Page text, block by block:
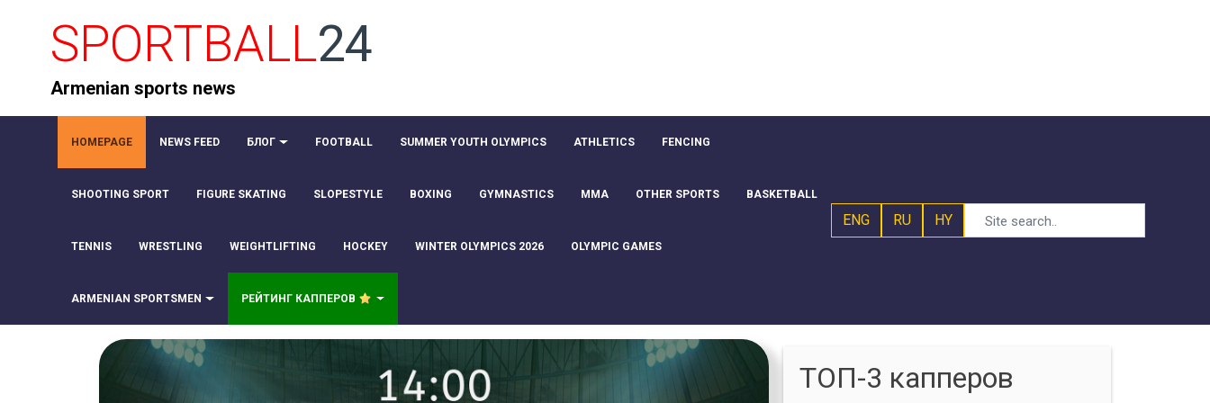
SPORTBALL24
Armenian sports news
HOMEPAGE NEWS FEED БЛОГ FOOTBALL SUMMER YOUTH OLYMPICS ATHLETICS FENCING
SHOOTING SPORT FIGURE SKATING SLOPESTYLE BOXING GYMNASTICS MMA OTHER SPORTS BASKETBALL
TENNIS WRESTLING WEIGHTLIFTING HOCKEY WINTER OLYMPICS 2026 OLYMPIC GAMES
ARMENIAN SPORTSMEN РЕЙТИНГ КАППЕРОВ
ENG RU HY
ТОП-3 капперов